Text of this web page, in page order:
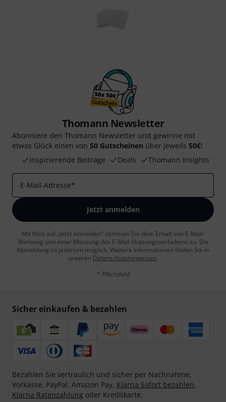
Thomann Newsletter
Abonniere den Thomann Newsletter und gewinne mit
etwas Glück einen von 50 Gutscheinen über jeweils 50€!
Inspirierende Beiträge
Deals Thomann Insights
E-Mail-Adresse*
Jetzt anmelden
Mit Klick auf „Jetzt anmelden“ stimmen Sie dem Erhalt von E-Mail-
Werbung und einer Messung des E-Mail-Nutzungsverhaltens zu. Die
Abmeldung ist jederzeit möglich. Weitere Informationen finden Sie in
unseren Datenschutzhinweisen.
* Pflichtfeld
Sicher einkaufen & bezahlen
Bezahlen Sie vertraulich und sicher per Nachnahme,
Vorkasse, PayPal, Amazon Pay, Klarna Sofort bezahlen,
Klarna Ratenzahlung oder Kreditkarte.